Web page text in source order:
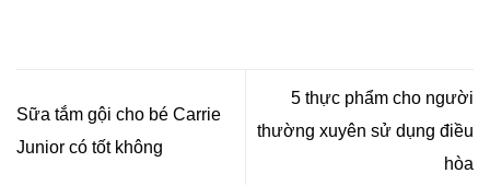
Sữa tắm gội cho bé Carrie
Junior có tốt không
5 thực phẩm cho người
thường xuyên sử dụng điều
hòa